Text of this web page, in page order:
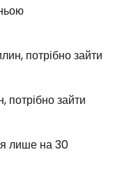
потрібно зайти
потрібно зайти
лише на 30